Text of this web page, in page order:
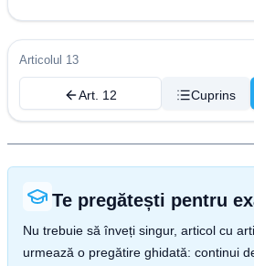
Articolul 13
Art. 12 Cuprins
Te pregătești pentru
Nu trebuie să înveți singur, articol cu
urmează o pregătire ghidată: continui